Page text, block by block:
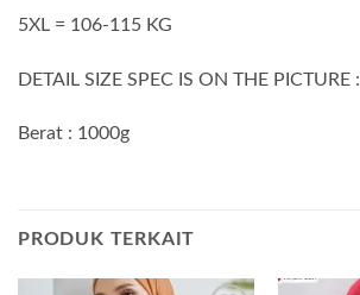
5XL = 106-115 KG
DETAIL SIZE SPEC IS ON THE PICTURE :
Berat : 1000g
PRODUK TERKAIT